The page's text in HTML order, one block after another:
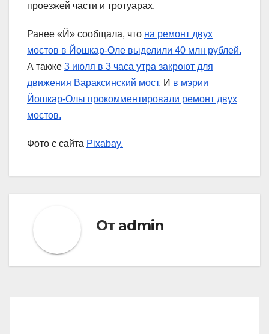
проезжей части и тротуарах.
Ранее «Й» сообщала, что на ремонт двух
мостов в Йошкар-Оле выделили 40 млн рублей.
А также 3 июля в 3 часа утра закроют для
движения Вараксинский мост. И в мэрии
Йошкар-Олы прокомментировали ремонт двух
мостов.
Фото с сайта Pixabay.
От admin